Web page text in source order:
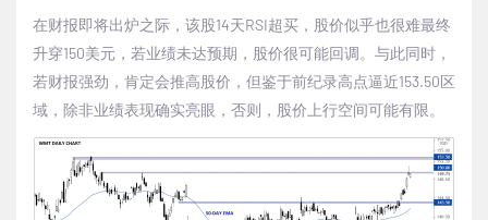
在财报即将出炉之际，该股14天RSI超买，股价似乎也很难最终
升穿150美元，若业绩未达预期，股价很可能回调。与此同时，
若财报强劲，肯定会推高股价，但鉴于前纪录高点逼近153.50区
域，除非业绩表现确实亮眼，否则，股价上行空间可能有限。